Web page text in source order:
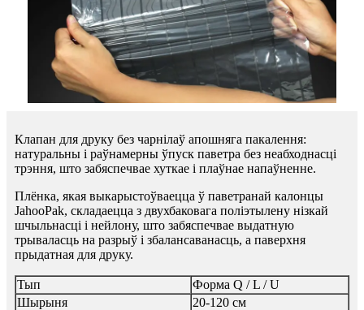
Клапан для друку без чарнілаў апошняга пакалення:
натуральны і раўнамерны ўпуск паветра без неабходнасці
трэння, што забяспечвае хуткае і плаўнае напаўненне.
Плёнка, якая выкарыстоўваецца ў паветранай калонцы
JahooPak, складаецца з двухбаковага поліэтылену нізкай
шчыльнасці і нейлону, што забяспечвае выдатную
трываласць на разрыў і збалансаванасць, а паверхня
прыдатная для друку.
Тып
Форма Q / L / U
Шырыня
20-120 см